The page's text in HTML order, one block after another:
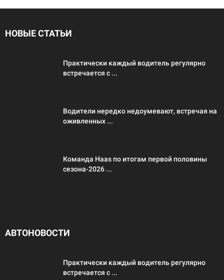
НОВЫЕ СТАТЬИ
Практически каждый водитель регулярно
встречается с ...
Водители нередко недоумевают, встречая на
оживленных ...
Команда Haas по итогам первой половины
сезона-2026 ...
АВТОНОВОСТИ
Практически каждый водитель регулярно
встречается с ...